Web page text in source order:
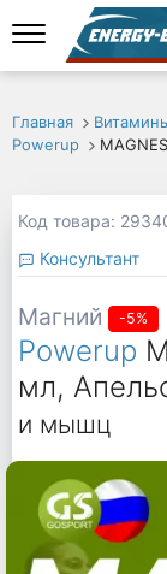
Главная
Powerup
Код товара:
Консультант
Магний -5%
Powerup
мл,
и мышц